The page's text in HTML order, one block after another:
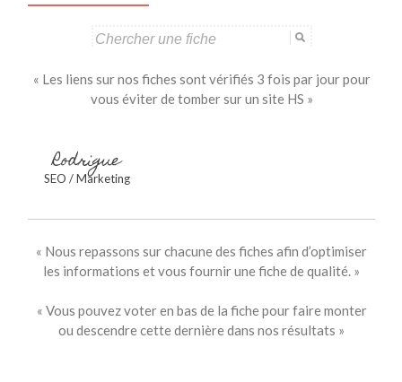
« Les liens sur nos fiches sont vérifiés 3 fois par jour pour
vous éviter de tomber sur un site HS »
Rodrigue
SEO / Marketing
« Nous repassons sur chacune des fiches afin d’optimiser
les informations et vous fournir une fiche de qualité. »
« Vous pouvez voter en bas de la fiche pour faire monter
ou descendre cette dernière dans nos résultats »